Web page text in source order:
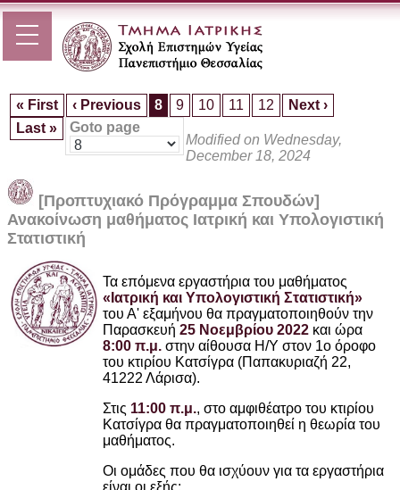
« First ‹ Previous 8 9 10 11 12
Next ›
Last »
Goto page
Modified on Wednesday,
December 18, 2024
[Προπτυχιακό Πρόγραμμα Σπουδών]
Ανακοίνωση μαθήματος Ιατρική και Υπολογιστική
Στατιστική
Τα επόμενα εργαστήρια του μαθήματος
«Ιατρική και Υπολογιστική Στατιστική»
του Α' εξαμήνου θα πραγματοποιηθούν την
Παρασκευή 25 Νοεμβρίου 2022 και ώρα
8:00 π.μ. στην αίθουσα Η/Υ στον 1ο όροφο
του κτιρίου Κατσίγρα (Παπακυριαζή 22,
41222 Λάρισα).
Στις 11:00 π.μ., στο αμφιθέατρο του κτιρίου
Κατσίγρα θα πραγματοποιηθεί η θεωρία του
μαθήματος.
Οι ομάδες που θα ισχύουν για τα εργαστήρια
είναι οι εξής: